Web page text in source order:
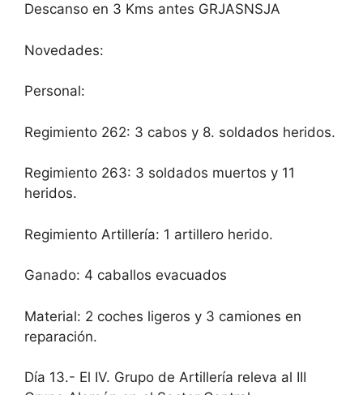
Descanso en 3 Kms antes GRJASNSJA
Novedades:
Personal:
Regimiento 262: 3 cabos y 8. soldados heridos.
Regimiento 263: 3 soldados muertos y 11
heridos.
Regimiento Artillería: 1 artillero herido.
Ganado: 4 caballos evacuados
Material: 2 coches ligeros y 3 camiones en
reparación.
Día 13.- El IV. Grupo de Artillería releva al III